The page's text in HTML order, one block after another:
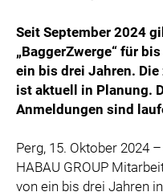
DONAU SOJA
MEDIA
Seit September 2024
„BaggerZwerge“ für
ein bis drei Jahren. Die
ist aktuell in Planung.
Anmeldungen sind
Perg, 15. Oktober 2024
HABAU GROUP
von ein bis drei Jahren